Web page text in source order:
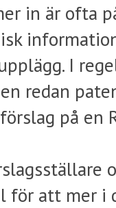
in är ofta
I
redan
på en
för att mer i